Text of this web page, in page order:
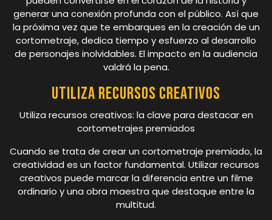
generar una conexión profunda con el público. Así que
la próxima vez que te embarques en la creación de un
cortometraje, dedica tiempo y esfuerzo al desarrollo
de personajes inolvidables. El impacto en la audiencia
valdrá la pena.
Utiliza recursos creativos
Utiliza recursos creativos: la clave para destacar en
cortometrajes premiados
Cuando se trata de crear un cortometraje premiado, la
creatividad es un factor fundamental. Utilizar recursos
creativos puede marcar la diferencia entre un filme
ordinario y una obra maestra que destaque entre la
multitud.